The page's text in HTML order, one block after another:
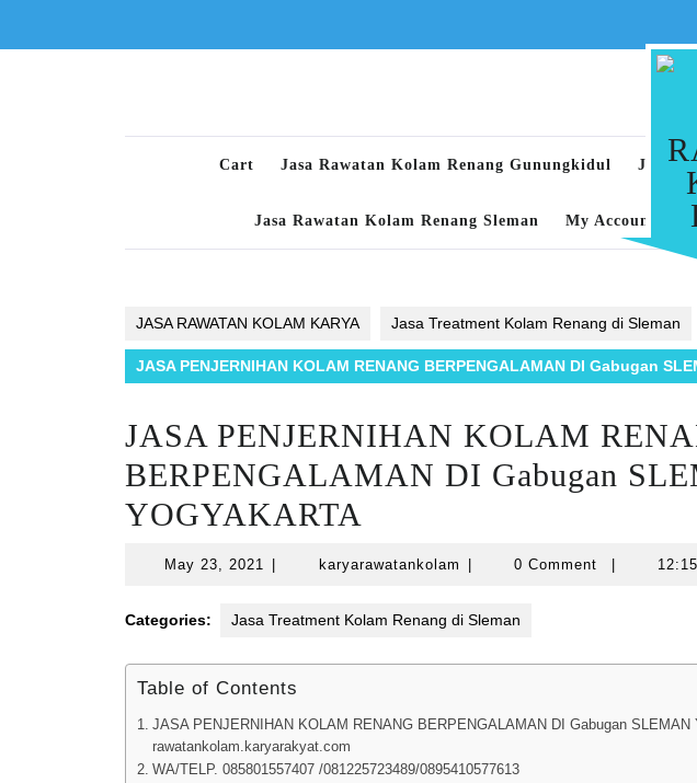
Cart Jasa Rawatan Kolam Renang Gunungkidul Jasa
Jasa Rawatan Kolam Renang Sleman My Account
JASA RAWATAN KOLAM KARYA Jasa Treatment Kolam Renang di Sleman
JASA PENJERNIHAN KOLAM RENANG BERPENGALAMAN DI Gabugan
JASA PENJERNIHAN KOLAM
BERPENGALAMAN DI Gabugan
YOGYAKARTA
May 23, 2021 May
karyarawatankolam karyarawatankolam
0 Comment
Categories: Jasa Treatment Kolam Renang di Sleman
Table of Contents
JASA PENJERNIHAN KOLAM RENANG BERPENGALAMAN DI Gabugan SLEMAN
rawatankolam.karyarakyat.com
WA/TELP. 085801557407 /081225723489/0895410577613